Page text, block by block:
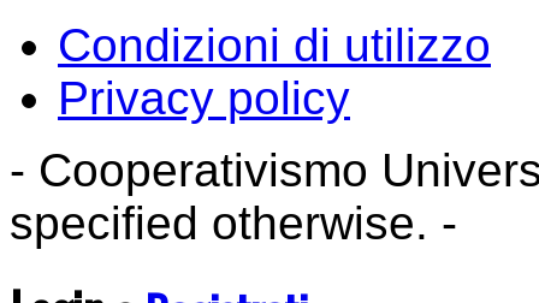
Condizioni di utilizzo
Privacy policy
- Cooperativismo
specified otherwise. -